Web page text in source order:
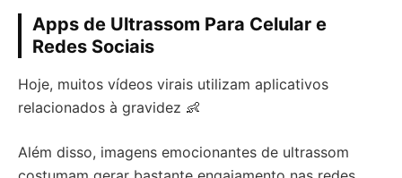
Apps de Ultrassom Para Celular e
Redes Sociais
Hoje, muitos vídeos virais utilizam aplicativos
relacionados à gravidez 👶
Além disso, imagens emocionantes de ultrassom